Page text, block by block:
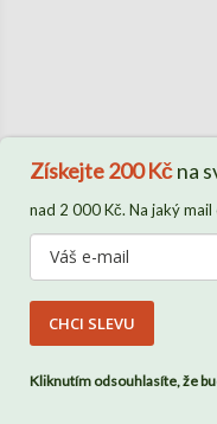
Získejte200 Kčna
nad 2 000 Kč. Na jaký
CHCI SLEVU
Kliknutím odsouhlasíte, že